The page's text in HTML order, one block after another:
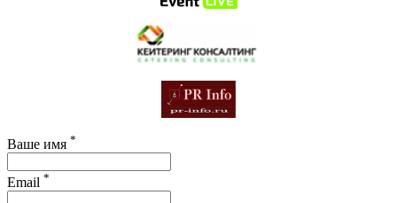
Ваше имя *
Email *